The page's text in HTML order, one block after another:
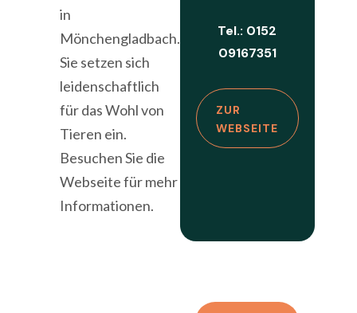
in
Mönchengladbach.
Sie setzen sich
leidenschaftlich
für das Wohl von
Tieren ein.
Besuchen Sie die
Webseite für mehr
Informationen.
Tel.: 0152
09167351
ZUR
WEBSEITE